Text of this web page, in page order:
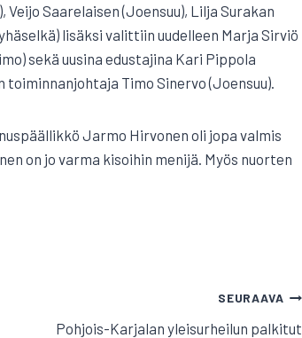
Saarelaisen (Joensuu), Lilja Surakan
lisäksi valittiin uudelleen Marja Sirviö
sekä uusina edustajina Kari Pippola
Timo Sinervo (Joensuu).
Jarmo Hirvonen oli jopa valmis
on jo varma kisoihin menijä. Myös nuorten
SEURAAVA
Pohjois-Karjalan yleisurheilun palkitut